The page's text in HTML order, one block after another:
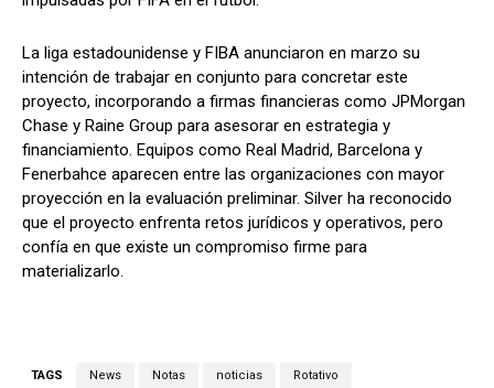
La liga estadounidense y FIBA anunciaron en marzo su
intención de trabajar en conjunto para concretar este
proyecto, incorporando a firmas financieras como JPMorgan
Chase y Raine Group para asesorar en estrategia y
financiamiento. Equipos como Real Madrid, Barcelona y
Fenerbahce aparecen entre las organizaciones con mayor
proyección en la evaluación preliminar. Silver ha reconocido
que el proyecto enfrenta retos jurídicos y operativos, pero
confía en que existe un compromiso firme para
materializarlo.
TAGS News Notas noticias Rotativo